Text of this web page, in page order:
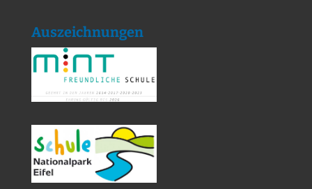
Auszeichnungen